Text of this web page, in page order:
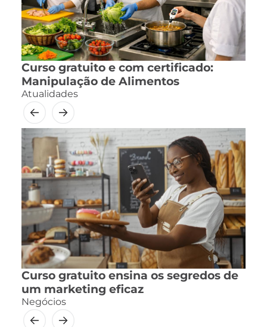
Curso gratuito e com certificado:
Manipulação de Alimentos
Atualidades
Curso gratuito ensina os segredos de
um marketing eficaz
Negócios